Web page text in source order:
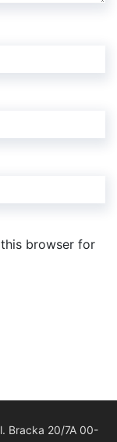
browser for
Bracka 20/7A 00-